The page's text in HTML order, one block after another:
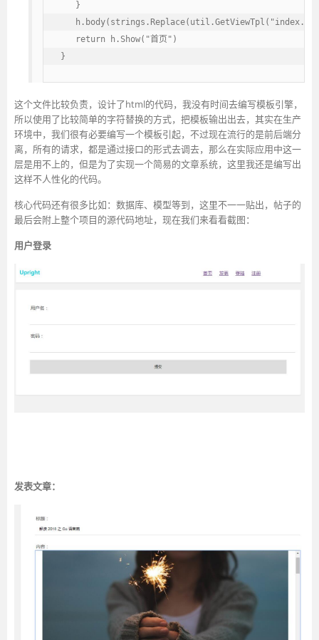
   }
   return h.Show("首页")
}
这个文件比较负责，设计了html的代码，我没有时间去编写模板引擎，
所以使用了比较简单的字符替换的方式，把模板输出出去，其实在生产
环境中，我们很有必要编写一个模板引起，不过现在流行的是前后端分
离，所有的请求，都是通过接口的形式去调去，那么在实际应用中这一
层是用不上的，但是为了实现一个简易的文章系统，这里我还是编写出
这样不人性化的代码。
核心代码还有很多比如：数据库、模型等到，这里不一一贴出，帖子的
最后会附上整个项目的源代码地址，现在我们来看看截图：
用户登录
发表文章：